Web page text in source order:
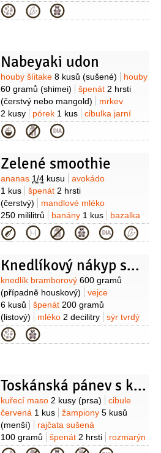
ml)
olej olivový
potření) Náplň: sýr Ricotta
50 gramů
česnek 1 stroužek
1 kus
špenát2 hrsti
paprika
červená1 kus
bazalka
1 svazek
sůl
Kategorie
Nabeyaki udon
Suroviny
houby šíitake 8 kusů (sušené)
houby
60 gramů (shimei) špenát 2 hrsti
(čerstvý nebo mangold)
mrkev
2 kusy
pórek 1 kus
cibulka jarní
2 kusy
kuřecí maso
(paličky)
nudle1 balení
vývar rybí1,5 litru (dashi) vývar
hub shitake)
víno rýžové
(mirin)
sójová omáčka
2 lžičky
semínka sezamová
podávání)
Tempura:
krevety
8 kusů
mouka pšeničná hladká
240 gramů
vejce 4 kusy
voda
kukuřičná (škrob)
olej(na smažení
rostlinný:sezamový 10:1)
Kategorie
Zelené smoothie
Suroviny
ananas 1/4 kusu
avokádo
1 kus
špenát 2 hrsti
(čerstvý)
mandlové mléko
250 mililitrů
banány 1 kus
bazalka
1 hrst
(čerstvá) máta1 hrst
(čerstvá)
Kategorie
Knedlíkový nákyp se špenátem
Suroviny
knedlík bramborový 600 gramů
(případně houskový)
vejce
6 kusů
špenát 200 gramů
(listový)
mléko 2 decilitry
sýr tvrdý
100 gramů
100 gramů
máslo
Kategorie
Toskánská pánev s kuřetem
Suroviny
kuřecí maso 2 kusy (prsa)
cibule
červená 1 kus žampiony 5 kusů
(menší)
rajčata sušená
100 gramů
špenát 2 hrsti
rozmarýn
2 snítky (čerstvý) víno bílé